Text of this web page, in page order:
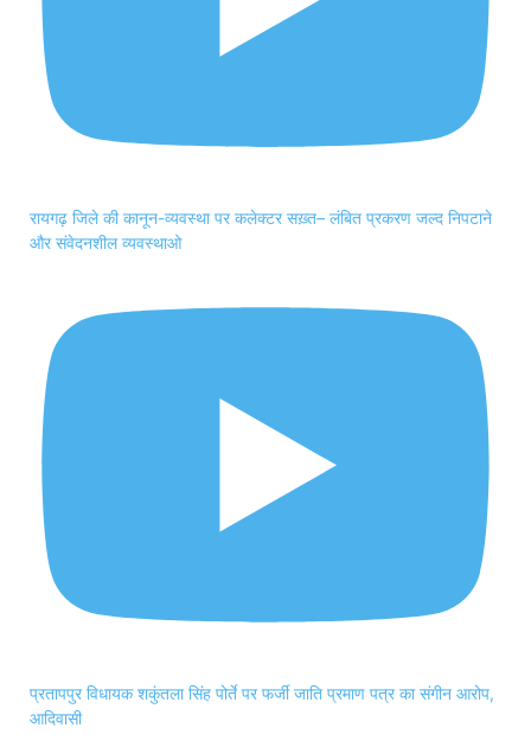
रायगढ़ जिले की कानून-व्यवस्था पर कलेक्टर सख़्त– लंबित प्रकरण जल्द निपटाने
और संवेदनशील व्यवस्थाओ
प्रतापपुर विधायक शकुंतला सिंह पोर्ते पर फर्जी जाति प्रमाण पत्र का संगीन आरोप,
आदिवासी